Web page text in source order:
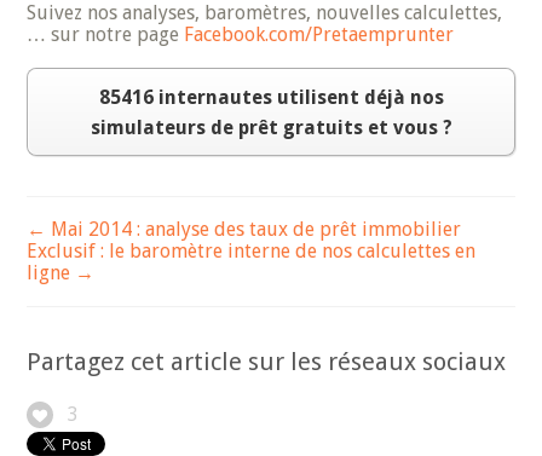
Suivez nos analyses, baromètres, nouvelles calculettes,
… sur notre page Facebook.com/Pretaemprunter
85416 internautes utilisent déjà nos
simulateurs de prêt gratuits et vous ?
← Mai 2014 : analyse des taux de prêt immobilier
Exclusif : le baromètre interne de nos calculettes en
ligne →
Partagez cet article sur les réseaux sociaux
3